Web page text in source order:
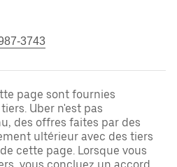
3743
page sont fournies
Uber n'est pas
des offres faites par des
ultérieur avec des tiers
cette page. Lorsque vous